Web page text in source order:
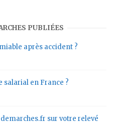
PUBLIÉES
après accident ?
salarial en France ?
sur votre relevé